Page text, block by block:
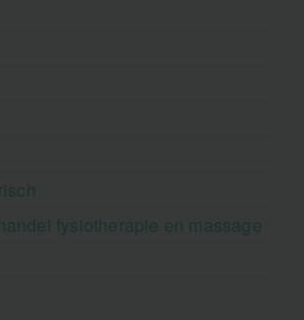
fysiotherapie en massage